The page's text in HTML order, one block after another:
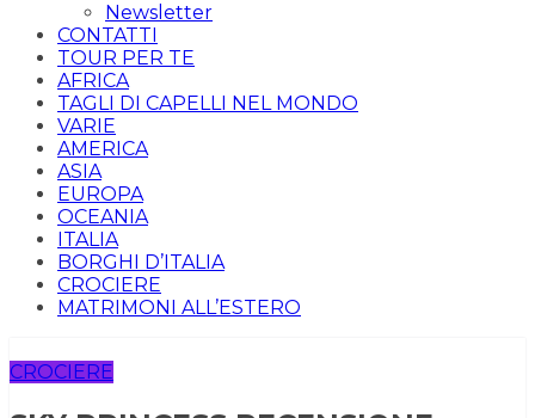
Newsletter
CONTATTI
TOUR PER TE
AFRICA
TAGLI DI CAPELLI NEL MONDO
VARIE
AMERICA
ASIA
EUROPA
OCEANIA
ITALIA
BORGHI D’ITALIA
CROCIERE
MATRIMONI ALL’ESTERO
CROCIERE